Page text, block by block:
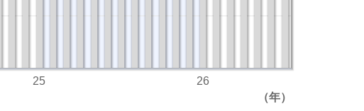
（年）
25 26